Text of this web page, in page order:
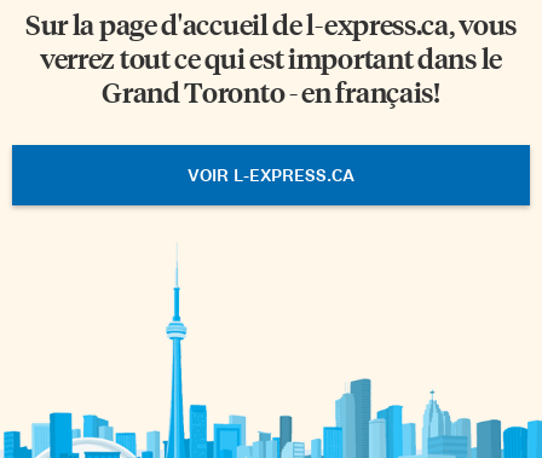
Sur la page d'accueil del-express.ca, vous
verrez tout ce qui est important dans le
Grand Toronto - en français!
VOIR L-EXPRESS.CA